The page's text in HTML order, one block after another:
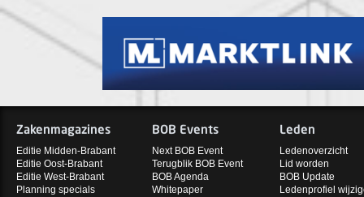
Zakenmagazines
Editie Midden-Brabant
Editie Oost-Brabant
Editie West-Brabant
Planning specials
BOB Events
Next BOB Event
Terugblik BOB Event
BOB Agenda
Whitepaper
Leden
Ledenoverzicht
Lid worden
BOB Update
Ledenprofiel